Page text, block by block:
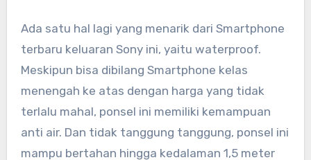
Ada satu hal lagi yang menarik dari Smartphone
terbaru keluaran Sony ini, yaitu waterproof.
Meskipun bisa dibilang Smartphone kelas
menengah ke atas dengan harga yang tidak
terlalu mahal, ponsel ini memiliki kemampuan
anti air. Dan tidak tanggung tanggung, ponsel ini
mampu bertahan hingga kedalaman 1,5 meter